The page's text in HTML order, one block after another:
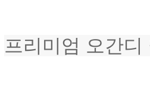
프리미엄 오간디